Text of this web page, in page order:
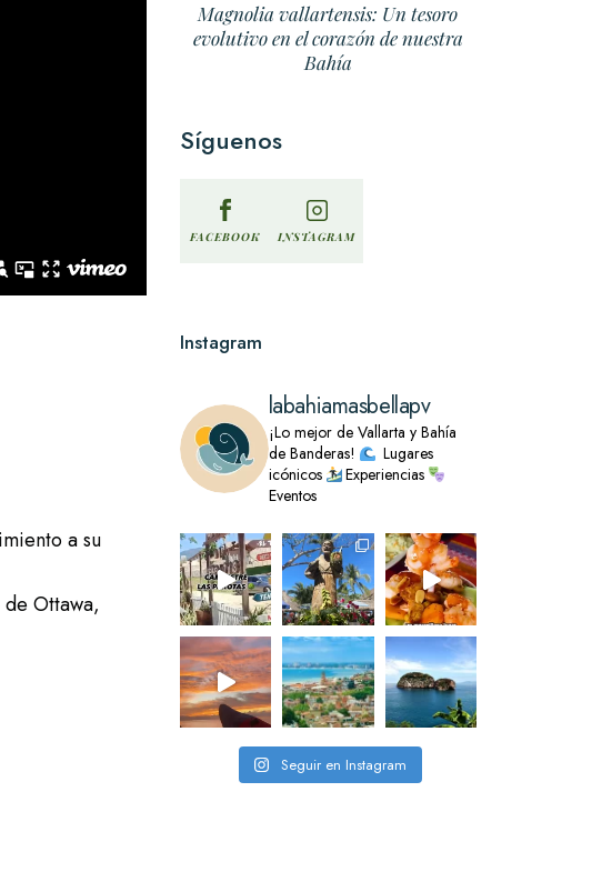
a su
Ottawa,
Magnolia vallartensis: Un tesoro
evolutivo en el corazón de nuestra
Bahía
Síguenos
FACEBOOK INSTAGRAM
Instagram
labahiamasbellapv
¡Lo mejor de Vallarta y Bahía
de Banderas!
Lugares
icónicos
Experiencias
Eventos
Seguir en Instagram